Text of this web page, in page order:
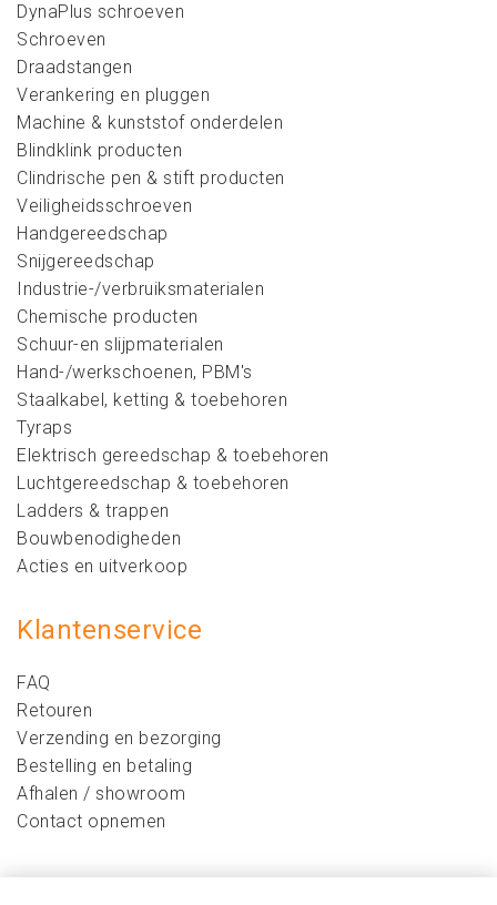
DynaPlus schroeven
Schroeven
Draadstangen
Verankering en pluggen
Machine & kunststof onderdelen
Blindklink producten
Clindrische pen & stift producten
Veiligheidsschroeven
Handgereedschap
Snijgereedschap
Industrie-/verbruiksmaterialen
Chemische producten
Schuur-en slijpmaterialen
Hand-/werkschoenen, PBM's
Staalkabel, ketting & toebehoren
Tyraps
Elektrisch gereedschap & toebehoren
Luchtgereedschap & toebehoren
Ladders & trappen
Bouwbenodigheden
Acties en uitverkoop
Klantenservice
FAQ
Retouren
Verzending en bezorging
Bestelling en betaling
Afhalen / showroom
Contact opnemen